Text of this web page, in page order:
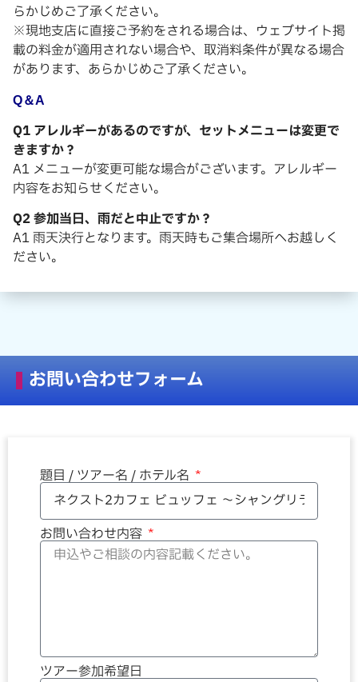
らかじめご了承ください。
※現地支店に直接ご予約をされる場合は、ウェブサイト掲
載の料金が適用されない場合や、取消料条件が異なる場合
があります、あらかじめご了承ください。
Q＆A
Q1 アレルギーがあるのですが、セットメニューは変更で
きますか？
A1 メニューが変更可能な場合がございます。アレルギー
内容をお知らせください。
Q2 参加当日、雨だと中止ですか？
A1 雨天決行となります。雨天時もご集合場所へお越しく
ださい。
お問い合わせフォーム
題目 / ツアー名 / ホテル名
お問い合わせ内容
ツアー参加希望日